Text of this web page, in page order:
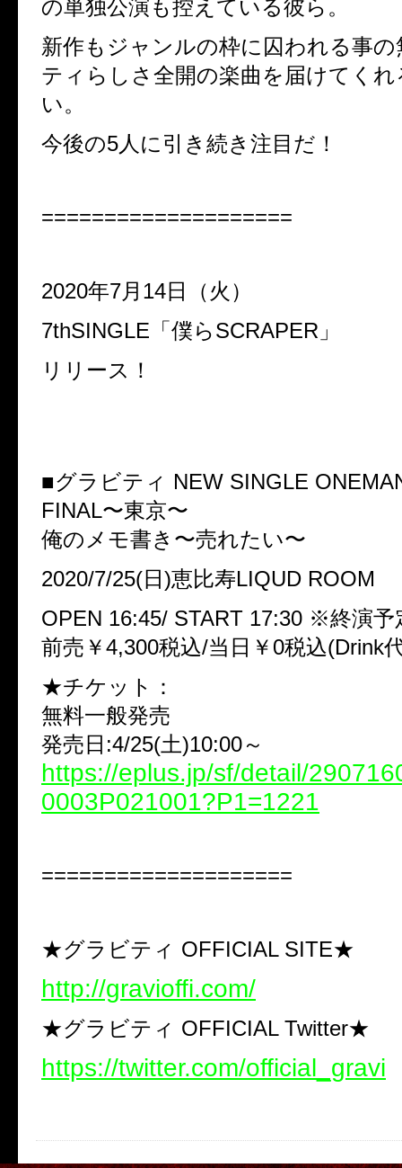
の単独公演も控えている彼ら。
新作もジャンルの枠に囚われる事
ティらしさ全開の楽曲を届けてく
い。
今後の5人に引き続き注目だ！
====================
2020年7月14日（火）
7thSINGLE「僕らSCRAPER」
リリース！
■グラビティ NEW SINGLE
FINAL〜東京〜
俺のメモ書き〜売れたい〜
2020/7/25(日)恵比寿LIQUD ROOM
OPEN 16:45/ START 17:30 ※終演予
前売￥4,300税込/当日￥0税込(Drink
★チケット：
無料一般発売
発売日:4/25(土)10:00～
https://eplus.jp/sf/detail/
0003P021001?P1=1221
====================
★グラビティ OFFICIAL SITE★
http://gravioffi.com/
★グラビティ OFFICIAL Twitter★
https://twitter.com/official_gravi